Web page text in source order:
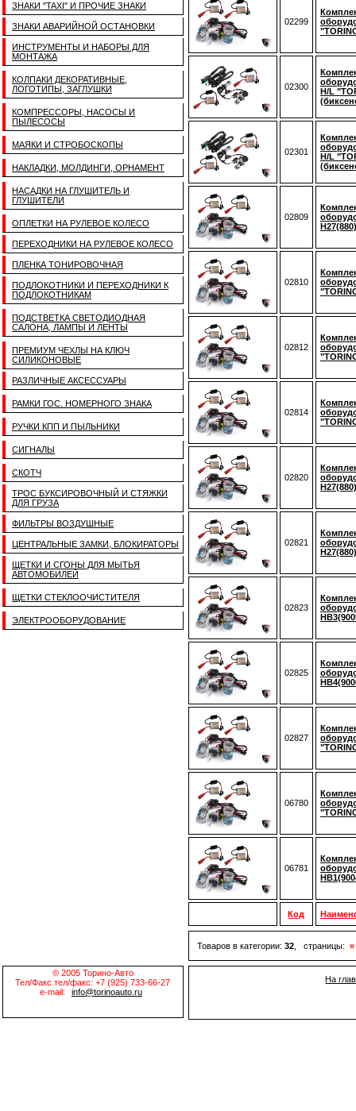
ЗНАКИ "TAXI" И ПРОЧИЕ ЗНАКИ
ЗНАКИ АВАРИЙНОЙ ОСТАНОВКИ
ИНСТРУМЕНТЫ И НАБОРЫ ДЛЯ
МОНТАЖА
КОЛПАКИ ДЕКОРАТИВНЫЕ,
ЛОГОТИПЫ, ЗАГЛУШКИ
КОМПРЕССОРЫ, НАСОСЫ И
ПЫЛЕСОСЫ
МАЯКИ И СТРОБОСКОПЫ
НАКЛАДКИ, МОЛДИНГИ, ОРНАМЕНТ
НАСАДКИ НА ГЛУШИТЕЛЬ И
ГЛУШИТЕЛИ
ОПЛЕТКИ НА РУЛЕВОЕ КОЛЕСО
ПЕРЕХОДНИКИ НА РУЛЕВОЕ КОЛЕСО
ПЛЕНКА ТОНИРОВОЧНАЯ
ПОДЛОКОТНИКИ И ПЕРЕХОДНИКИ К
ПОДЛОКОТНИКАМ
ПОДСТВЕТКА СВЕТОДИОДНАЯ
САЛОНА, ЛАМПЫ И ЛЕНТЫ
ПРЕМИУМ ЧЕХЛЫ НА КЛЮЧ
СИЛИКОНОВЫЕ
РАЗЛИЧНЫЕ АКСЕССУАРЫ
РАМКИ ГОС. НОМЕРНОГО ЗНАКА
РУЧКИ КПП И ПЫЛЬНИКИ
СИГНАЛЫ
СКОТЧ
ТРОС БУКСИРОВОЧНЫЙ И СТЯЖКИ
ДЛЯ ГРУЗА
ФИЛЬТРЫ ВОЗДУШНЫЕ
ЦЕНТРАЛЬНЫЕ ЗАМКИ, БЛОКИРАТОРЫ
ЩЕТКИ И СГОНЫ ДЛЯ МЫТЬЯ
АВТОМОБИЛЕЙ
ЩЕТКИ СТЕКЛООЧИСТИТЕЛЯ
ЭЛЕКТРООБОРУДОВАНИЕ
02299
02300
H/L
02301
H/L
02809
02810
02812
02814
02820
02821
02823
02825
02827
06780
06781
Код
Товаров в категории: 32 , страницы: »
© 2005 Торино-Авто
Тел/Факс тел/факс: +7 (925) 733-66-27
e-mail:
info@torinoauto.ru
На